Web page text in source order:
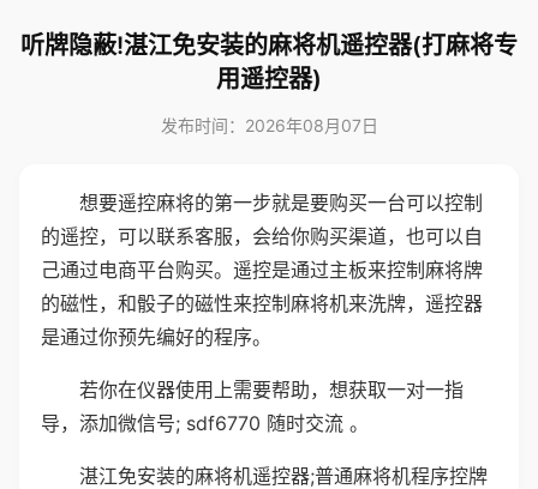
听牌隐蔽!湛江免安装的麻将机遥控器(打麻将专
用遥控器)
发布时间：2026年08月07日
想要遥控麻将的第一步就是要购买一台可以控制
的遥控，可以联系客服，会给你购买渠道，也可以自
己通过电商平台购买。遥控是通过主板来控制麻将牌
的磁性，和骰子的磁性来控制麻将机来洗牌，遥控器
是通过你预先编好的程序。
若你在仪器使用上需要帮助，想获取一对一指
导，添加微信号; sdf6770 随时交流 。
湛江免安装的麻将机遥控器;普通麻将机程序控牌